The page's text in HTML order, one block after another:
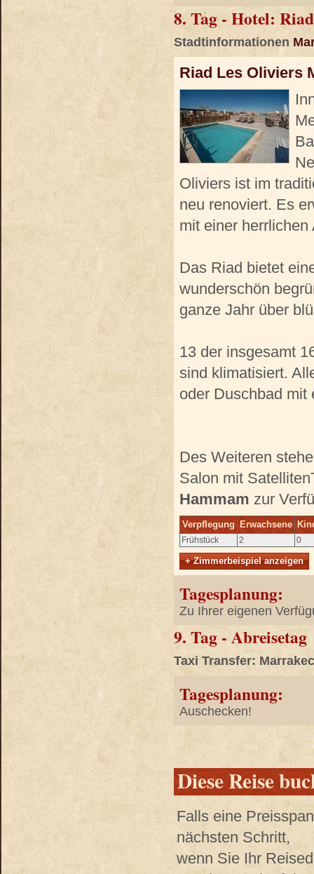
8. Tag - Hotel:
Stadtinformationen
Riad Les Oliviers
Oliviers ist im
neu renoviert. Es
mit einer herrlichen
Das Riad bietet
wunderschön
ganze Jahr über
13 der insgesamt
sind klimatisiert.
oder Duschbad mit
Des Weiteren
Salon mit
Hammam zur
Verpflegung Erwachsene
Frühstück 2 0
+ Zimmerbeispiel anzeigen
Tagesplanung:
Zu Ihrer eigenen
9. Tag - Abreisetag
Taxi Transfer:
Tagesplanung:
Auschecken!
Diese Reise
Falls eine
nächsten Schritt,
wenn Sie Ihr